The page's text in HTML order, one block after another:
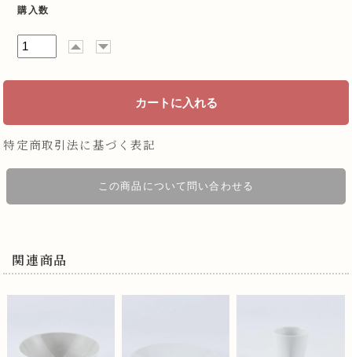
購入数
特定商取引法に基づく表記
この商品について問い合わせる
関連商品